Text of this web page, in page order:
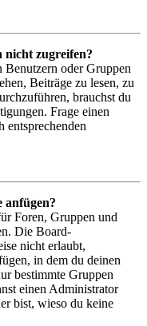
nicht zugreifen?
Benutzern oder Gruppen
Beiträge zu lesen, zu
brauchst du
Frage einen
entsprechenden
anfügen?
Foren, Gruppen und
Die Board-
nicht erlaubt,
in dem du deinen
bestimmte Gruppen
einen Administrator
bist, wieso du keine